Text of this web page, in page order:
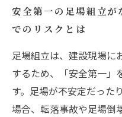
体的手順
安全な足場組立現
と今後の課題
初心者でもわかる
ポイント7選
足場工事現場で絶
安全第一の足場組立
でのリスクとは
足場組立は、建設現場に
するため、「安全第一」
す。足場が不安定だった
場合、転落事故や足場倒